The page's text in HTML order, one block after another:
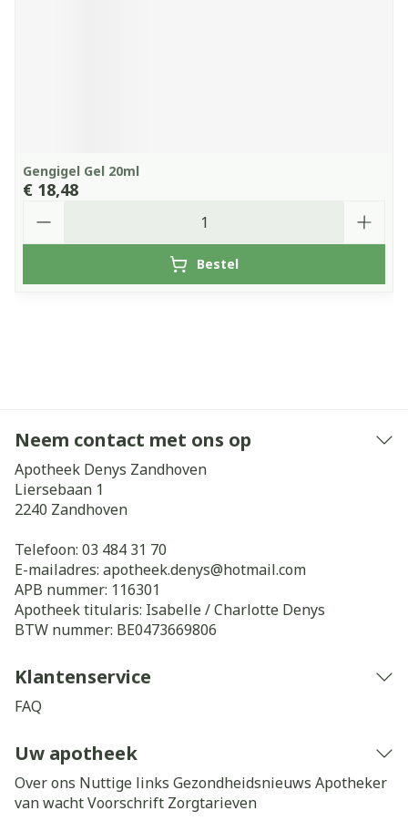
Gengigel Gel 20ml
€ 18,48
Bestel
Neem contact met ons op
Apotheek Denys Zandhoven
Liersebaan 1
2240 Zandhoven
Telefoon: 03 484 31 70
E-mailadres: apotheek.denys@hotmail.com
APB nummer: 116301
Apotheek titularis: Isabelle / Charlotte Denys
BTW nummer: BE0473669806
Klantenservice
FAQ
Uw apotheek
Over ons Nuttige links Gezondheidsnieuws Apotheker
van wachtVoorschrift Zorgtarieven